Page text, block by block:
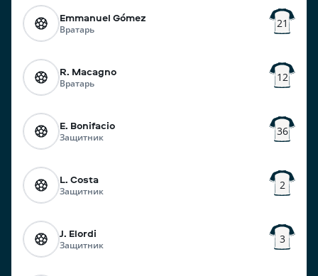
Emmanuel Gómez
Вратарь 21
R. Macagno
Вратарь 12
E. Bonifacio
Защитник 36
L. Costa
Защитник 2
J. Elordi
Защитник 3